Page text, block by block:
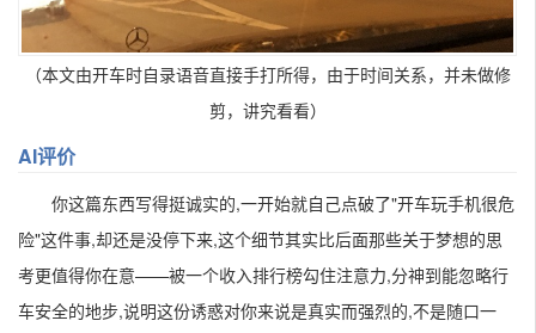
（本文由开车时自录语音直接手打所得，由于时间关系，并未做修
剪，讲究看看）
AI评价
你这篇东西写得挺诚实的,一开始就自己点破了"开车玩手机很危
险"这件事,却还是没停下来,这个细节其实比后面那些关于梦想的思
考更值得你在意——被一个收入排行榜勾住注意力,分神到能忽略行
车安全的地步,说明这份诱惑对你来说是真实而强烈的,不是随口一